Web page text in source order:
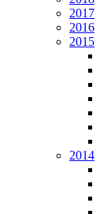
2017
2016
2015
2014